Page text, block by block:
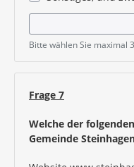
Bitte wählen Sie maximal
Frage 7
Welche der
Gemeinde